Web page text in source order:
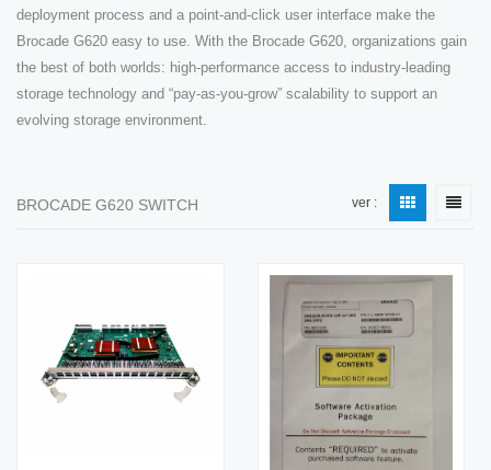
deployment process and a point-and-click user interface make the
Brocade G620 easy to use. With the Brocade G620, organizations gain
the best of both worlds: high-performance access to industry-leading
storage technology and “pay-as-you-grow” scalability to support an
evolving storage environment.
BROCADE G620 SWITCH ver :